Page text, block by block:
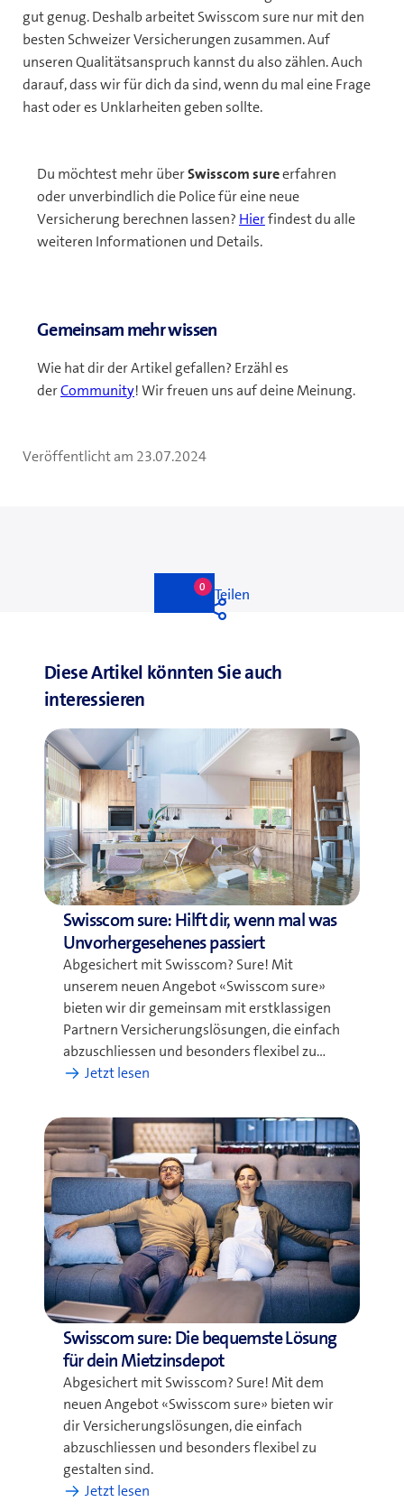
gut genug. Deshalb arbeitet Swisscom sure nur mit den
besten Schweizer Versicherungen zusammen. Auf
unseren Qualitätsanspruch kannst du also zählen. Auch
darauf, dass wir für dich da sind, wenn du mal eine Frage
hast oder es Unklarheiten geben sollte.
Du möchtest mehr überSwisscom sureerfahren
oder unverbindlich die Police für eine neue
Versicherung berechnen lassen? Hierfindest du alle
weiteren Informationen und Details.
Gemeinsam mehr wissen
Wie hat dir der Artikel gefallen? Erzähl es
derCommunity! Wir freuen uns auf deine Meinung.
Veröffentlicht am 23.07.2024
Liken
00
likesTeilen
Diese Artikel könnten Sie auch
interessieren
Swisscom sure: Hilft dir, wenn mal was
Unvorhergesehenes passiert
Abgesichert mit Swisscom? Sure! Mit
unserem neuen Angebot «Swisscom sure»
bieten wir dir gemeinsam mit erstklassigen
Partnern Versicherungslösungen, die einfach
abzuschliessen und besonders flexibel zu…
Jetzt lesen:
sure:
Hilft
dir,
wenn
mal
was
Unvorhergesehenes
passiert
Swisscom sure: Die bequemste Lösung
für dein Mietzinsdepot
Abgesichert mit Swisscom? Sure! Mit dem
neuen Angebot «Swisscom sure» bieten wir
dir Versicherungslösungen, die einfach
abzuschliessen und besonders flexibel zu
gestalten sind.
Jetzt lesen: